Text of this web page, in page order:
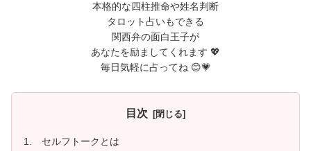
本格的な四柱推命や姓名判断
タロット占いもできる
関西弁の面白王子が
あなたを励ましてくれます 💖
毎日気軽に占ってね 😊💗
目次
1. セルフトークとは